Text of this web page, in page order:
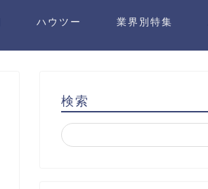
ハウツー 業界別特集
検索